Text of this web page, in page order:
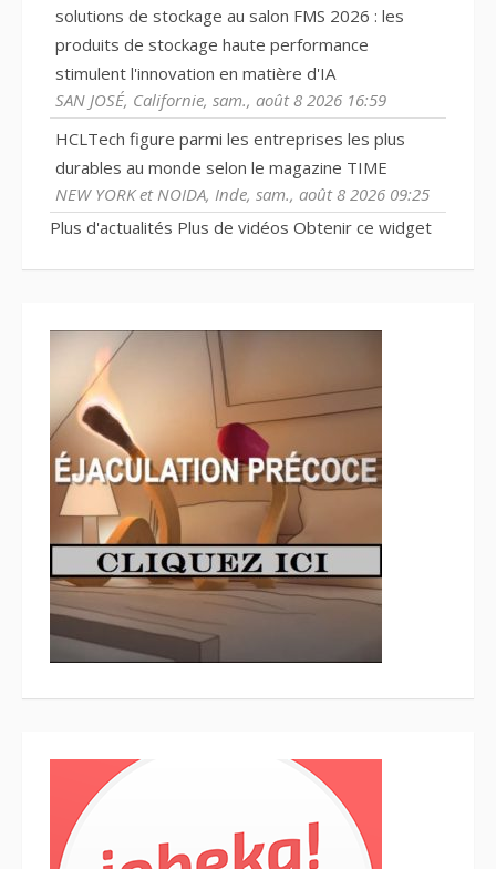
solutions de stockage au salon FMS 2026 : les
produits de stockage haute performance
stimulent l'innovation en matière d'IA
SAN JOSÉ, Californie, sam., août 8 2026 16:59
HCLTech figure parmi les entreprises les plus
durables au monde selon le magazine TIME
NEW YORK et NOIDA, Inde, sam., août 8 2026 09:25
Plus d'actualités Plus de vidéos Obtenir ce widget